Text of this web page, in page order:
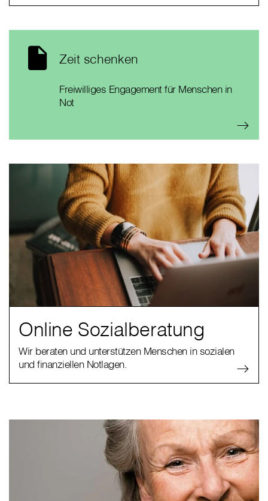
Zeit schenken
Freiwilliges Engagement für Menschen in
Not
Online Sozialberatung
Wir beraten und unterstützen Menschen in sozialen
und finanziellen Notlagen.